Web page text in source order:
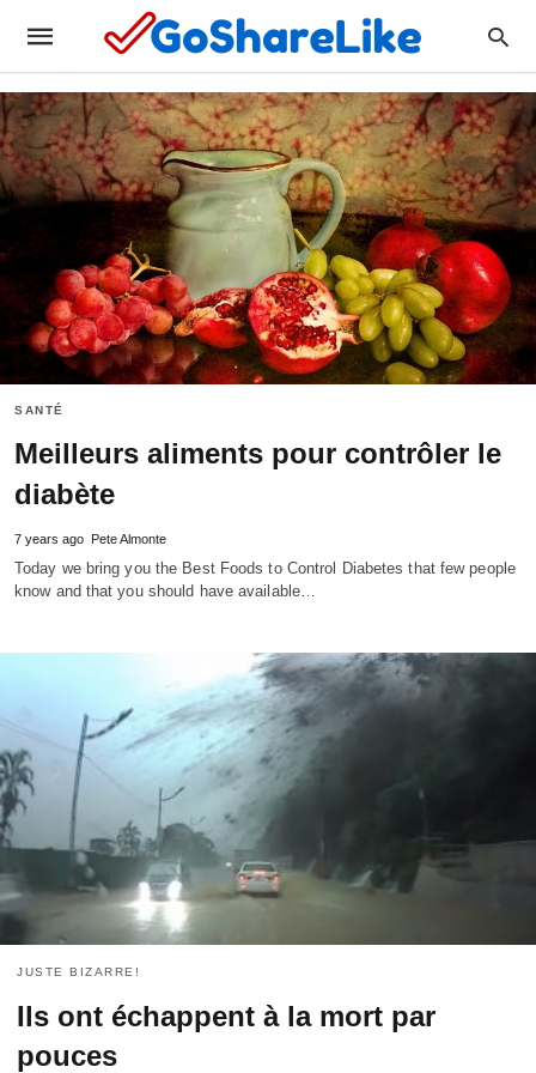
SANTÉ
Meilleurs aliments pour contrôler le
diabète
7 years ago Pete Almonte
Today we bring you the Best Foods to Control Diabetes that few people
know and that you should have available…
JUSTE BIZARRE!
Ils ont échappent à la mort par
pouces